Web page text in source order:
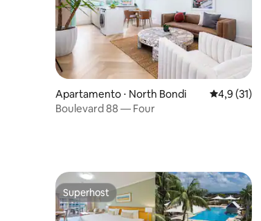
Apartamento ⋅ North Bondi 4,9 de
4,9 (31)
Boulevard 88 — Four
Superhost
Superhost